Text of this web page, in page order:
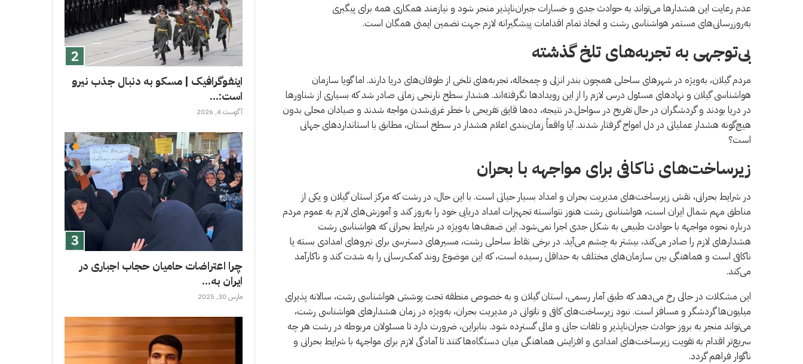
عدم رعایت این هشدارها می‌تواند به حوادث جدی و خسارات جبران‌ناپذیر منجر شود و نیازمند همکاری همه برای پیگیری
به‌روزرسانی‌های مستمر هواشناسی رشت و اتخاذ تمام اقدامات پیشگیرانه لازم جهت تضمین ایمنی همگان است.
‌بی‌توجهی به تجربه‌های تلخ گذشته
مردم گیلان، به‌ویژه در شهرهای ساحلی همچون بندر انزلی و چمخاله، تجربه‌های تلخی از طوفان‌های دریا دارند. اما گویا سازمان
هواشناسی گیلان و نهادهای مسئول درس لازم را از این رویدادها نگرفته‌اند. هشدار سطح نارنجی زمانی صادر شد که بسیاری از شناورها
در دریا بودند و گردشگران در حال تفریح در سواحل.در نتیجه، ده‌ها قایق تفریحی با خطر غرق‌شدن مواجه شدند و صیادان محلی بدون
هیچ‌گونه هشدار عملیاتی در دل امواج گرفتار شدند. آیا واقعاً زمان‌بندی اعلام هشدار در سطح استان، مطابق با استانداردهای جهانی
است؟
‌زیرساخت‌های ناکافی برای مواجهه با بحران
در شرایط بحرانی، نقش زیرساخت‌های مدیریت بحران و امداد بسیار حیاتی است. با این حال، در رشت که مرکز استان گیلان و یکی از
مناطق مهم شمال ایران است، هواشناسی رشت هنوز نتوانسته تجهیزات امداد دریایی خود را به‌روز کند و آموزش‌های لازم به عموم مردم
درباره نحوه مواجهه با حوادث طبیعی به شکل جدی اجرا نمی‌شود. این ضعف‌ها به‌ویژه در شرایط بحرانی که هواشناسی رشت
هشدارهای لازم را صادر می‌کند، بیشتر به چشم می‌آید. در برخی نقاط ساحلی رشت، مسیرهای دسترسی برای نیروهای امدادی بسته یا
ناکافی است و هماهنگی بین سازمان‌های مختلف به حداقل رسیده است، که این موضوع روند کمک‌رسانی را به شدت کند و ناکارآمد
می‌کند.
این مشکلات در حالی رخ می‌دهد که طبق آمار رسمی، استان گیلان و به خصوص منطقه تحت پوشش هواشناسی رشت، سالانه پذیرای
میلیون‌ها گردشگر و مسافر است. نبود زیرساخت‌های کافی و ناتوانی در مدیریت بحران، به‌ویژه در زمان هشدارهای هواشناسی رشت،
می‌تواند منجر به بروز حوادث جبران‌ناپذیر و تلفات جانی و مالی گسترده شود. بنابراین، ضرورت دارد تا مسئولان مربوطه در رشت هر چه
سریع‌تر اقدام به تقویت زیرساخت‌های امدادی و افزایش هماهنگی میان دستگاه‌ها کنند تا آمادگی لازم برای مواجهه با شرایط بحرانی و
ناگوار فراهم گردد.
اینفوگرافیک | مسکو به دنبال جذب نیرو
است:...
آگوست 4, 2026
چرا اعتراضات حامیان حجاب اجباری در
ایران به...
مارس 30, 2025